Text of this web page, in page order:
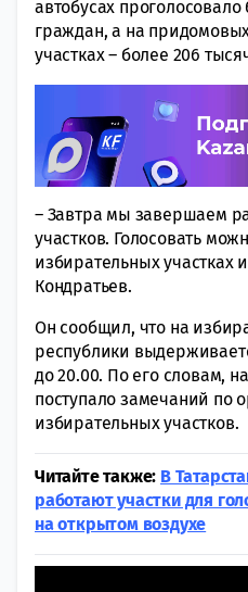
автобусах проголосовало
граждан, а на
участках – более 206
– Завтра мы завершаем
участков. Голосовать
избирательных участках
Кондратьев.
Он сообщил, что на
республики
до 20.00. По его словам,
поступало замечаний по
избирательных участков.
Читайте также: В
работают участки для
на открытом воздухе